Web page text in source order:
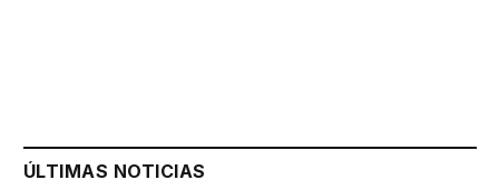
ÚLTIMAS NOTICIAS